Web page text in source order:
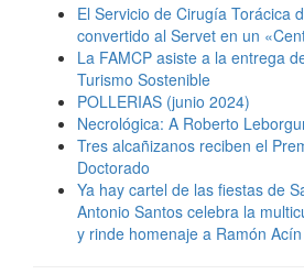
El Servicio de Cirugía Torácica
convertido al Servet en un
La FAMCP asiste a la entrega
Turismo Sostenible
POLLERIAS (junio 2024)
Necrológica: A Roberto
Tres alcañizanos reciben el
Doctorado
Ya hay cartel de las fiestas de
Antonio Santos celebra la
y rinde homenaje a Ramón Acín